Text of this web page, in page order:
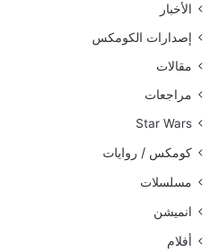
الأخبار
إصدارات الكومكس
مقالات
مراجعات
Star Wars
كومكس / روايات
مسلسلات
انميشن
أفلام